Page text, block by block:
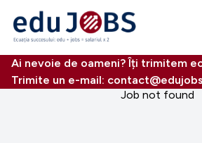
Ai nevoie de oameni? Îți trimitem
Trimite un e-mail:
Job not found